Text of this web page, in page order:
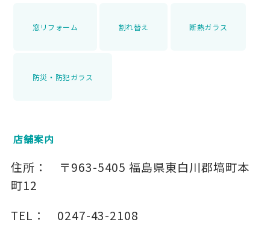
窓リフォーム 割れ替え 断熱ガラス
防災・防犯ガラス
店舗案内
住所： 〒963-5405 福島県東白川郡塙町本
町12
TEL：
0247-43-2108